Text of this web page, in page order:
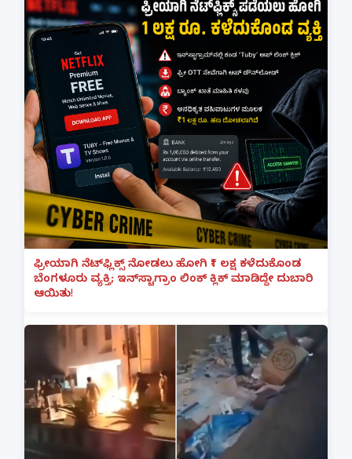
ಫ್ರೀಯಾಗಿ ನೆಟ್‌ಫ್ಲಿಕ್ಸ್ ನೋಡಲು ಹೋಗಿ ₹1 ಲಕ್ಷ ಕಳೆದುಕೊಂಡ
ಬೆಂಗಳೂರು ವ್ಯಕ್ತಿ; ಇನ್‌ಸ್ಟಾಗ್ರಾಂ ಲಿಂಕ್ ಕ್ಲಿಕ್ ಮಾಡಿದ್ದೇ ದುಬಾರಿ
ಆಯಿತು!